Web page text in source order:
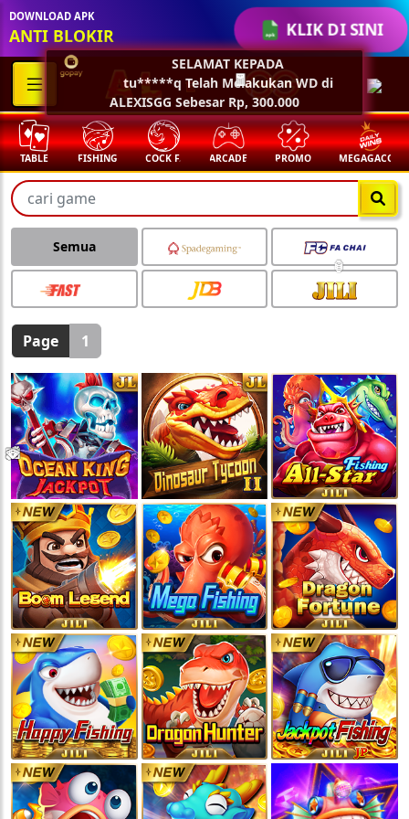
SELAMAT KEPADA
tu*****q Telah Melakukan WD di
ALEXISGG Sebesar Rp, 300.000
🧧
💵
💵
💵
💵
🧨
🧨
🧨
🧨
🪭
🪭
🪭
🪭
KLIK DI SINI
DOWNLOAD APK
ANTI BLOKIR
TABLE FISHING COCK F. ARCADE PROMO MEGAGACOR
Semua
Page 1